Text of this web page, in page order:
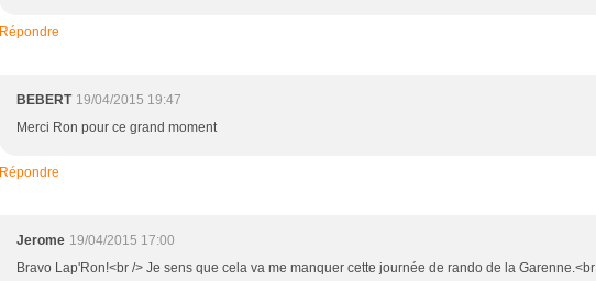
Répondre
BEBERT 19/04/2015 19:47
Merci Ron pour ce grand moment
Répondre
Jerome 19/04/2015 17:00
Bravo Lap'Ron!<br /> Je sens que cela va me manquer cette journée de rando de la Garenne.<br